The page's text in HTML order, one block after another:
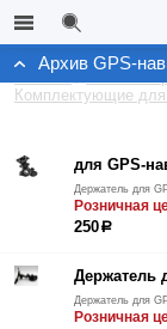
Каталог
Комплектующие для
Архив GPS-
для GPS-
Держатель для
Розничная
250р
Держатель
Держатель для
Розничная